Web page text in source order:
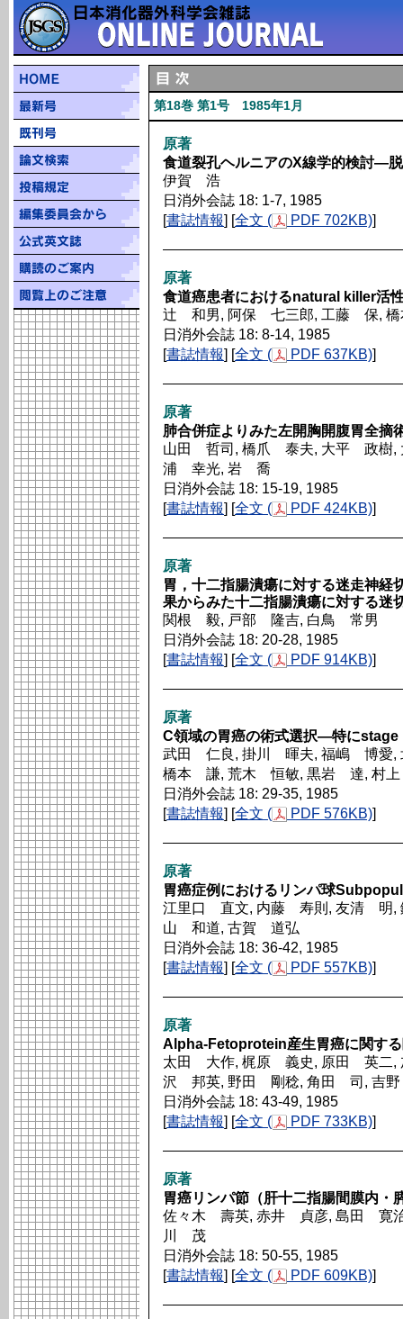
第18巻 第1号 1985年1月
原著
食道裂孔ヘルニアのX線学的検討―
伊賀 浩
日消外会誌 18: 1-7, 1985
[書誌情報] [全文 ( PDF 702KB)]
原著
食道癌患者におけるnatural killer活
辻 和男, 阿保 七三郎, 工藤 保,
日消外会誌 18: 8-14, 1985
[書誌情報] [全文 ( PDF 637KB)]
原著
肺合併症よりみた左開胸開腹胃全摘
山田 哲司, 橋爪 泰夫, 大平 政樹
浦 幸光, 岩 喬
日消外会誌 18: 15-19, 1985
[書誌情報] [全文 ( PDF 424KB)]
原著
胃，十二指腸潰瘍に対する迷走神
果からみた十二指腸潰瘍に対する迷
関根 毅, 戸部 隆吉, 白鳥 常男
日消外会誌 18: 20-28, 1985
[書誌情報] [全文 ( PDF 914KB)]
原著
C領域の胃癌の術式選択―特に
武田 仁良, 掛川 暉夫, 福嶋 博愛
橋本 謙, 荒木 恒敏, 黒岩 達, 村
日消外会誌 18: 29-35, 1985
[書誌情報] [全文 ( PDF 576KB)]
原著
胃癌症例におけるリンパ球
江里口 直文, 内藤 寿則, 友清 明,
山 和道, 古賀 道弘
日消外会誌 18: 36-42, 1985
[書誌情報] [全文 ( PDF 557KB)]
原著
Alpha-Fetoprotein産生胃癌に関す
太田 大作, 梶原 義史, 原田 英二
沢 邦英, 野田 剛稔, 角田 司, 吉
日消外会誌 18: 43-49, 1985
[書誌情報] [全文 ( PDF 733KB)]
原著
胃癌リンパ節（肝十二指腸間膜内・
佐々木 壽英, 赤井 貞彦, 島田 寛
川 茂
日消外会誌 18: 50-55, 1985
[書誌情報] [全文 ( PDF 609KB)]